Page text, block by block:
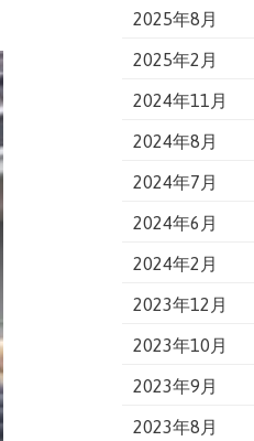
2025年8月
2025年2月
2024年11月
2024年8月
2024年7月
2024年6月
2024年2月
2023年12月
2023年10月
2023年9月
2023年8月